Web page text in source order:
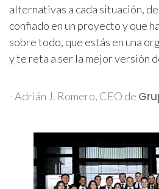
alternativas a cada situación,
confiado en un proyecto y que
sobre todo, que estás en una
y te reta a ser la mejor versión
- Adrián J. Romero, CEO de